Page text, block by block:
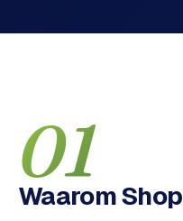
C
r
e
w
i
F
A
Q
01
Waarom